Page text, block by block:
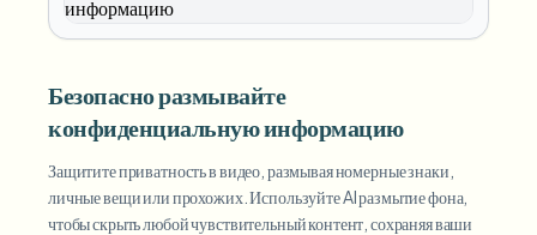
Безопасно размывайте
конфиденциальную информацию
Защитите приватность в видео, размывая номерные знаки,
личные вещи или прохожих. Используйте AI размытие фона,
чтобы скрыть любой чувствительный контент, сохраняя ваши